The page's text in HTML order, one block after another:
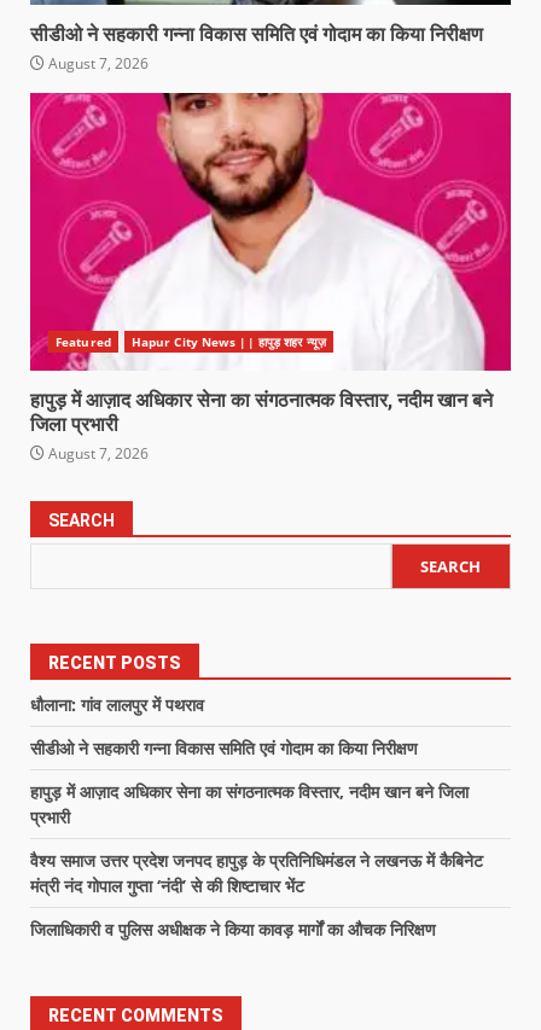
सीडीओ ने सहकारी गन्ना विकास समिति एवं गोदाम का किया निरीक्षण
August 7, 2026
Featured Hapur City News || हापुड़ शहर न्यूज़
हापुड़ में आज़ाद अधिकार सेना का संगठनात्मक विस्तार, नदीम खान बने
जिला प्रभारी
August 7, 2026
SEARCH
SEARCH
RECENT POSTS
धौलाना: गांव लालपुर में पथराव
सीडीओ ने सहकारी गन्ना विकास समिति एवं गोदाम का किया निरीक्षण
हापुड़ में आज़ाद अधिकार सेना का संगठनात्मक विस्तार, नदीम खान बने जिला
प्रभारी
वैश्य समाज उत्तर प्रदेश जनपद हापुड़ के प्रतिनिधिमंडल ने लखनऊ में कैबिनेट
मंत्री नंद गोपाल गुप्ता ‘नंदी’ से की शिष्टाचार भेंट
जिलाधिकारी व पुलिस अधीक्षक ने किया कावड़ मार्गों का औचक निरिक्षण
RECENT COMMENTS